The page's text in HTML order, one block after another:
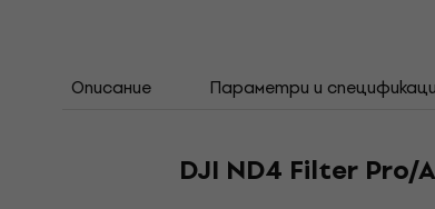
Описание Параметри и
DJI ND4 Filter Pro/